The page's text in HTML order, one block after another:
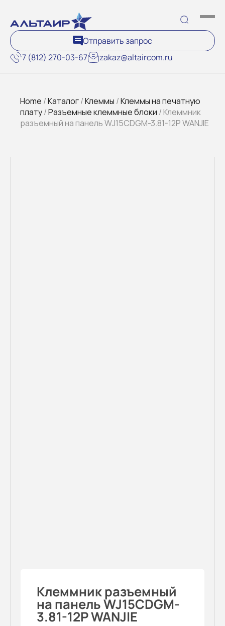
7 (812) 270-03-67 zakaz@altaircom.ru
Отправить запрос
Home /Каталог/Клеммы /Клеммы на печатную
плату/Разъемные клеммные блоки / Клеммник
разъемный на панель WJ15CDGM-3.81-12P WANJIE
Клеммник разъемный
на панель WJ15CDGM-
3.81-12P WANJIE